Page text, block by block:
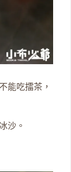
能吃擂茶，
沙。